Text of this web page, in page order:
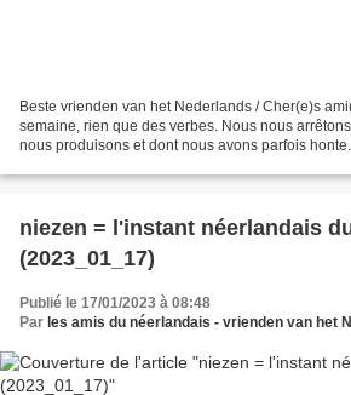
Beste vrienden van het Nederlands / Cher(e)s
semaine, rien que des verbes. Nous nous
nous produisons et dont nous avons parfois
niezen = l'instant néerlandais
(2023_01_17)
Publié le 17/01/2023 à 08:48
Par les amis du néerlandais - vrienden van het